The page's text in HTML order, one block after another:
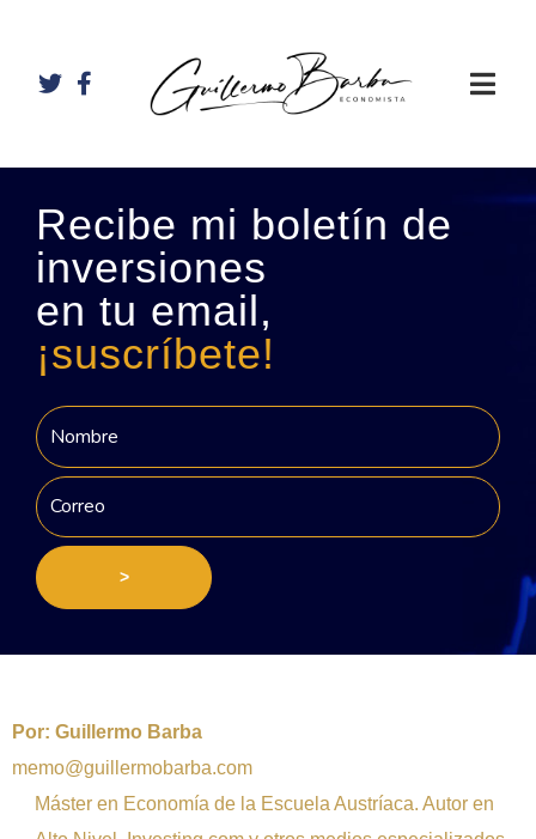
Recibe mi boletín de
inversiones
en tu email,
¡suscríbete!
>
Por: Guillermo Barba
memo@guillermobarba.com
Máster en Economía de la Escuela Austríaca. Autor en